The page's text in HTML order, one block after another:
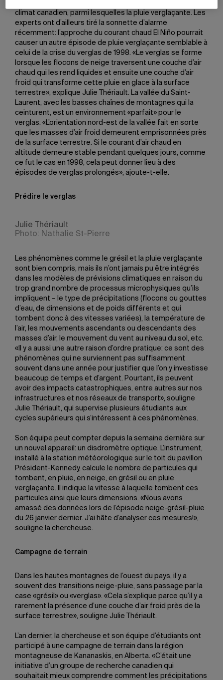
climat canadien, parmi lesquelles la pluie verglaçante. Les
experts ont d’ailleurs tiré la sonnette d’alarme
récemment: l’approche du courant chaud El Niño pourrait
causer un autre épisode de pluie verglaçante semblable à
celui de la crise du verglas de 1998. «Le verglas se forme
lorsque les flocons de neige traversent une couche d’air
chaud qui les rend liquides et ensuite une couche d’air
froid qui transforme cette pluie en glace à la surface
terrestre», explique Julie Thériault. La vallée du Saint-
Laurent, avec les basses chaînes de montagnes qui la
ceinturent, est un environnement «parfait» pour le
verglas. «L’orientation nord-est de la vallée fait en sorte
que les masses d’air froid demeurent emprisonnées près
de la surface terrestre. Si le courant d’air chaud en
altitude demeure stable pendant quelques jours, comme
ce fut le cas en 1998, cela peut donner lieu à des
épisodes de verglas prolongés», ajoute-t-elle.
Prédire le verglas
Julie Thériault
Photo: Nathalie St-Pierre
Les phénomènes comme le grésil et la pluie verglaçante
sont bien compris, mais ils n’ont jamais pu être intégrés
dans les modèles de prévisions climatiques en raison du
trop grand nombre de processus microphysiques qu’ils
impliquent – le type de précipitations (flocons ou gouttes
d’eau, de dimensions et de poids différents et qui
tombent donc à des vitesses variées), la température de
l’air, les mouvements ascendants ou descendants des
masses d’air, le mouvement du vent au niveau du sol, etc.
«Il y a aussi une autre raison d’ordre pratique: ce sont des
phénomènes qui ne surviennent pas suffisamment
souvent dans une année pour justifier que l’on y investisse
beaucoup de temps et d’argent. Pourtant, ils peuvent
avoir des impacts catastrophiques, entre autres sur nos
infrastructures et nos réseaux de transport», souligne
Julie Thériault, qui supervise plusieurs étudiants aux
cycles supérieurs qui s’intéressent à ces phénomènes.
Son équipe peut compter depuis la semaine dernière sur
un nouvel appareil: un disdromètre optique. L’instrument,
installé à la station météorologique sur le toit du pavillon
Président-Kennedy, calcule le nombre de particules qui
tombent, en pluie, en neige, en grésil ou en pluie
verglaçante. Il indique la vitesse à laquelle tombent ces
particules ainsi que leurs dimensions. «Nous avons
amassé des données lors de l’épisode neige-grésil-pluie
du 26 janvier dernier. J’ai hâte d’analyser ces mesures!»,
souligne la chercheuse.
Campagne de terrain
Dans les hautes montagnes de l’ouest du pays, il y a
souvent des transitions neige-pluie, sans passage par la
case «grésil» ou «verglas». «Cela s’explique parce qu’il y a
rarement la présence d’une couche d’air froid près de la
surface terrestre», souligne Julie Thériault.
L’an dernier, la chercheuse et son équipe d’étudiants ont
participé à une campagne de terrain dans la région
montagneuse de Kananaskis, en Alberta. «C’était une
initiative d’un groupe de recherche canadien qui
souhaitait mieux comprendre comment les précipitations